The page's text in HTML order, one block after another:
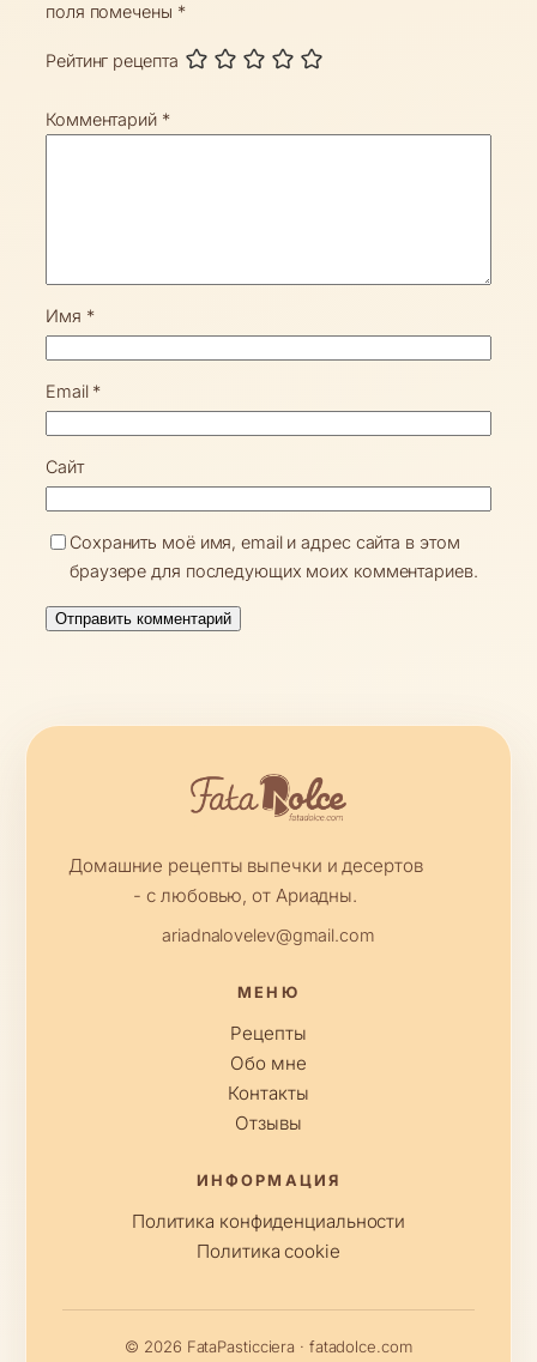
поля помечены *
Рейтинг рецепта
Комментарий *
Имя *
Email *
Сайт
Сохранить моё имя, email и адрес сайта в этом
браузере для последующих моих комментариев.
Домашние рецепты выпечки и десертов
- с любовью, от Ариадны.
ariadnalovelev@gmail.com
МЕНЮ
Рецепты
Обо мне
Контакты
Отзывы
ИНФОРМАЦИЯ
Политика конфиденциальности
Политика cookie
© 2026 FataPasticciera · fatadolce.com